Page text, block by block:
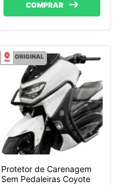
COMPRAR
ORIGINAL
Protetor de Carenagem
Sem Pedaleiras Coyote